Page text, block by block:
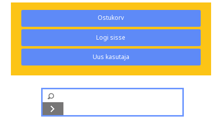
Ostukorv
Logi sisse
Uus kasutaja